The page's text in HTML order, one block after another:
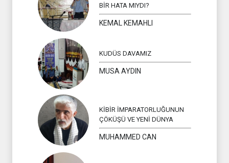
BİR HATA MIYDI?
KEMAL KEMAHLI
KUDÜS DAVAMIZ
MUSA AYDIN
KİBİR İMPARATORLUĞUNUN
ÇÖKÜŞÜ VE YENİ DÜNYA
MUHAMMED CAN